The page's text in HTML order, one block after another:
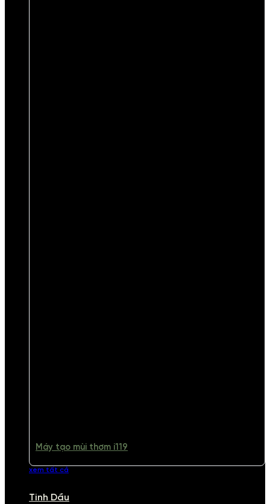
Máy tạo mùi thơm i119
xem tất cả
Tinh Dầu